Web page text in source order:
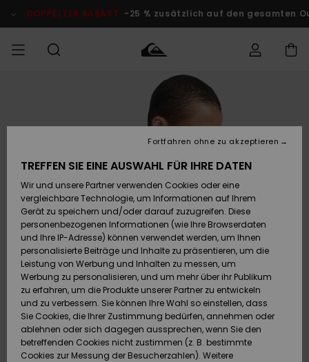
Produktinformation
DOPPELTER RABATT -25 % zusätzlich auf den gesamten
Kleidung
Accessoires
Schuhe&
Flip-Flops
Surf
Snow
Brandneu
Kleidung
Accessoires
Schuhe&
Flip-Flops
Surf
Snow
Brandneu
FRAUEN
Brandneu
Highlights
Snow
SURF
Surf Shop
Männer
Kinder
Highlights
Community
SNOW
Snow Shop
Männer
Snow Shop
Kinder
Snow Shop
Damen
Highlights
Community
DOPPELTER
RABATT
Outlet
Herren
KINDER
Outlet
Frauen
HILFE & KONTAKT
Auf meine
Bestellung
zugreifen
Retouren
Bezahlung
Geschenkkarte
Quiksilver
Freedom
Datenschutz
TREFFEN SIE EINE AUSWAHL FÜR IHRE DATEN
Wir und unsere Partner verwenden Cookies oder eine
vergleichbare Technologie, um Informationen auf Ihrem
Gerät zu speichern und/oder darauf zuzugreifen. Diese
personenbezogenen Informationen (wie Ihre Browserdaten
und Ihre IP-Adresse) können verwendet werden, um Ihnen
personalisierte Beiträge und Inhalte zu präsentieren, um die
Leistung von Werbung und Inhalten zu messen, um
Werbung zu personalisieren, und um mehr über ihr Publikum
zu erfahren, um die Produkte unserer Partner zu entwickeln
und zu verbessern. Sie können Ihre Wahl so einstellen, dass
Sie Cookies, die Ihrer Zustimmung bedürfen, annehmen oder
ablehnen oder sich dagegen aussprechen, wenn Sie den
betreffenden Cookies nicht zustimmen (z. B. bestimmte
Cookies zur Messung der Besucherzahlen). Weitere
Fortfahren ohne zu akzeptieren